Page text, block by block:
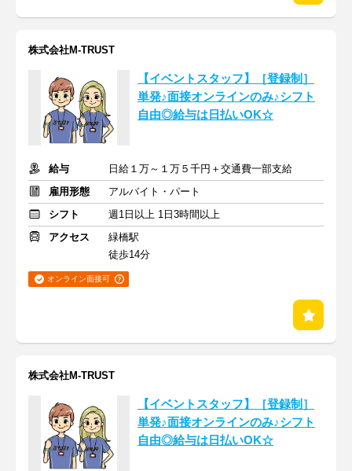
株式会社M‐TRUST
【イベントスタッフ】［登録制］
単発♪面接オンラインのみ♪シフト
自由◎給与は日払いOK☆
給与
日給１万～１万５千円＋交通費一部支給
雇用形態
アルバイト・パート
シフト
週1日以上 1日3時間以上
アクセス
緑橋駅
徒歩14分
オンライン面接可
株式会社M-TRUST
【イベントスタッフ】［登録制］
単発♪面接オンラインのみ♪シフト
自由◎給与は日払いOK☆